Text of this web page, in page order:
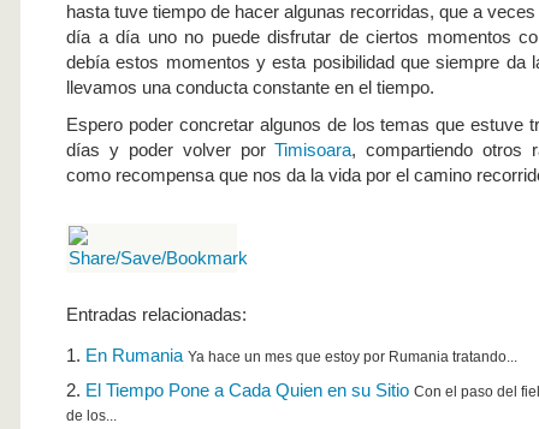
hasta tuve tiempo de hacer algunas recorridas, que a
día a día uno no puede disfrutar de ciertos momentos
debía estos momentos y esta posibilidad que siempre da
llevamos una conducta constante en el tiempo.
Espero poder concretar algunos de los temas que estuve
días y poder volver porTimisoara, compartiendo otros
como recompensa que nos da la vida por el camino
Entradas relacionadas:
En Rumania Ya hace un mes que estoy por Rumania tratando...
El Tiempo Pone a Cada Quien en su Sitio Con el paso del
de los...